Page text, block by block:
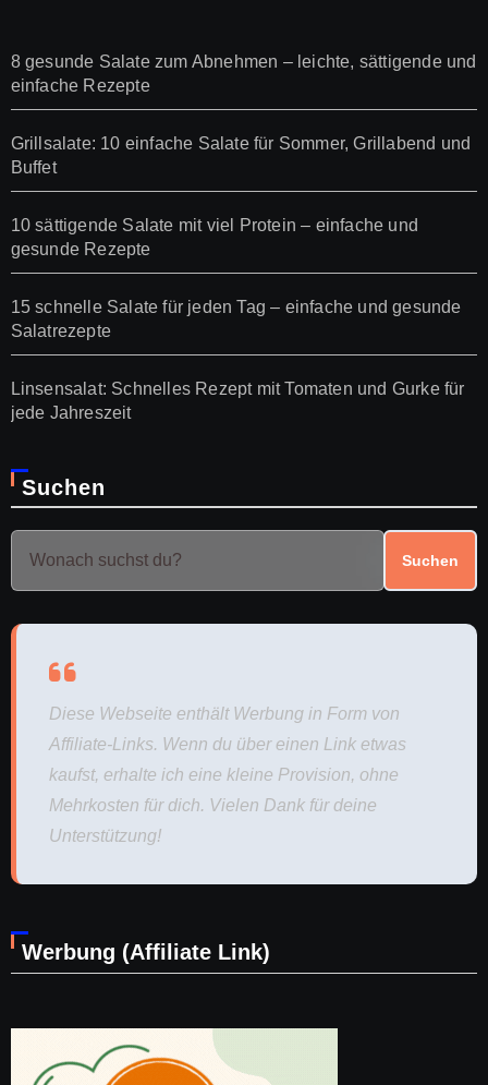
8 gesunde Salate zum Abnehmen – leichte, sättigende und
einfache Rezepte
Grillsalate: 10 einfache Salate für Sommer, Grillabend und
Buffet
10 sättigende Salate mit viel Protein – einfache und
gesunde Rezepte
15 schnelle Salate für jeden Tag – einfache und gesunde
Salatrezepte
Linsensalat: Schnelles Rezept mit Tomaten und Gurke für
jede Jahreszeit
Suchen
Suchen
Diese Webseite enthält Werbung in Form von
Affiliate-Links. Wenn du über einen Link etwas
kaufst, erhalte ich eine kleine Provision, ohne
Mehrkosten für dich. Vielen Dank für deine
Unterstützung!
Werbung (Affiliate Link)